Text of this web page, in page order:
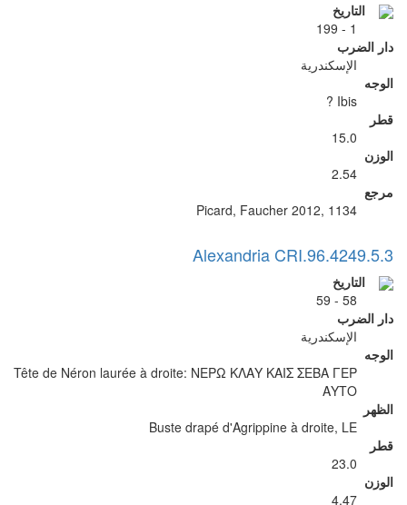
التاريخ
1 - 199
دار الضرب
الإسكندرية
الوجه
Ibis ?
قطر
15.0
الوزن
2.54
مرجع
Picard, Faucher 2012, 1134
Alexandria CRI.96.4249.5.3
التاريخ
58 - 59
دار الضرب
الإسكندرية
الوجه
Tête de Néron laurée à droite: ΝΕΡΩ ΚΛΑΥ ΚΑΙΣ ΣΕΒΑ ΓΕΡ
ΑΥΤΟ
الظهر
Buste drapé d'Agrippine à droite, LE
قطر
23.0
الوزن
4.47